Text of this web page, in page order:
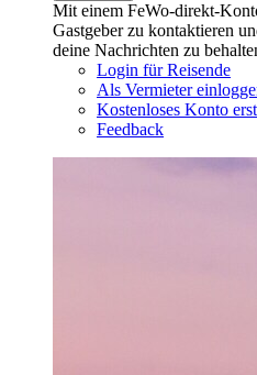
Mit einem FeWo-direkt-
Gastgeber zu kontaktieren
deine Nachrichten zu
Login für Reisende
Als Vermieter
Kostenloses Konto
Feedback